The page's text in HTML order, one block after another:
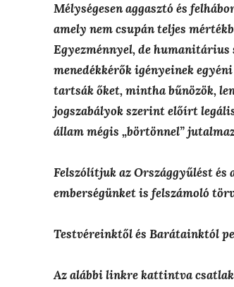
Mélységesen aggasztó és
amely nem csupán teljes
Egyezménnyel, de
menedékkérők igényeinek
tartsák őket, mintha bűnözök,
jogszabályok szerint előírt
állam mégis „börtönnel”
Felszólítjuk az Országgyűlést
emberségünket is felszámoló
Testvéreinktől és Barátainktól
Az alábbi linkre kattintva